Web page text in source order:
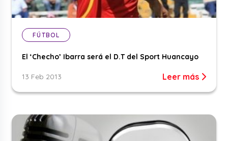
FÚTBOL
El ‘Checho’ Ibarra será el D.T del Sport Huancayo
13 Feb 2013 Leer más